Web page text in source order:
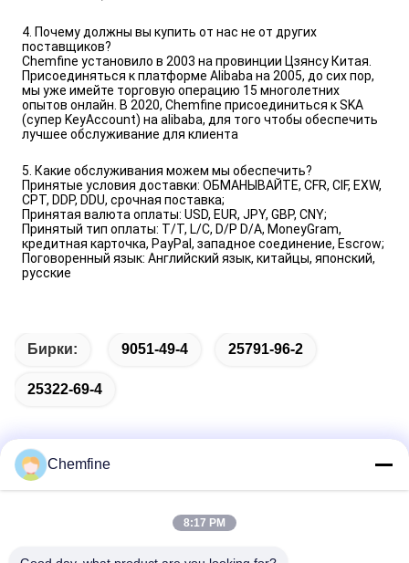
4. Почему должны вы купить от нас не от других
поставщиков?
Chemfine установило в 2003 на провинции Цзянсу Китая.
Присоединяться к платформе Alibaba на 2005, до сих пор,
мы уже имейте торговую операцию 15 многолетних
опытов онлайн. В 2020, Chemfine присоединиться к SKA
(супер KeyAccount) на alibaba, для того чтобы обеспечить
лучшее обслуживание для клиента
5. Какие обслуживания можем мы обеспечить?
Принятые условия доставки: ОБМАНЫВАЙТЕ, CFR, CIF, EXW,
CPT, DDP, DDU, срочная поставка;
Принятая валюта оплаты: USD, EUR, JPY, GBP, CNY;
Принятый тип оплаты: T/T, L/C, D/P D/A, MoneyGram,
кредитная карточка, PayPal, западное соединение, Escrow;
Поговоренный язык: Английский язык, китайцы, японский,
русские
Бирки: 9051-49-4 25791-96-2
25322-69-4
Chemfine
8:17 PM